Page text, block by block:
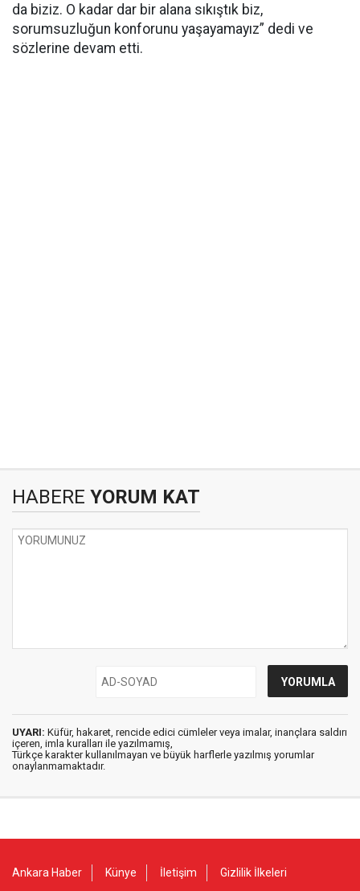
da biziz. O kadar dar bir alana sıkıştık biz,
sorumsuzluğun konforunu yaşayamayız” dedi ve
sözlerine devam etti.
HABERE YORUM KAT
UYARI: Küfür, hakaret, rencide edici cümleler veya imalar, inançlara saldırı
içeren, imla kuralları ile yazılmamış,
Türkçe karakter kullanılmayan ve büyük harflerle yazılmış yorumlar
onaylanmamaktadır.
Ankara Haber Künye İletişim Gizlilik İlkeleri